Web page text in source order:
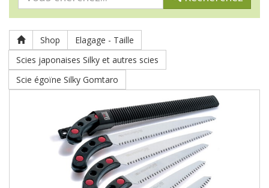
Shop
Elagage - Taille
Scies japonaises Silky et autres scies
Scie égoïne Silky Gomtaro